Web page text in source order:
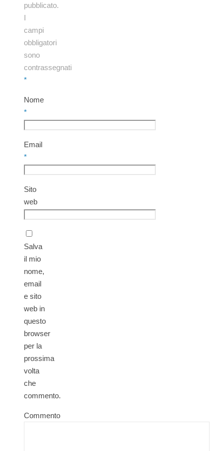
pubblicato.
I
campi
obbligatori
sono
contrassegnati
*
Nome
*
Email
*
Sito
web
Salva
il mio
nome,
email
e sito
web in
questo
browser
per la
prossima
volta
che
commento.
Commento